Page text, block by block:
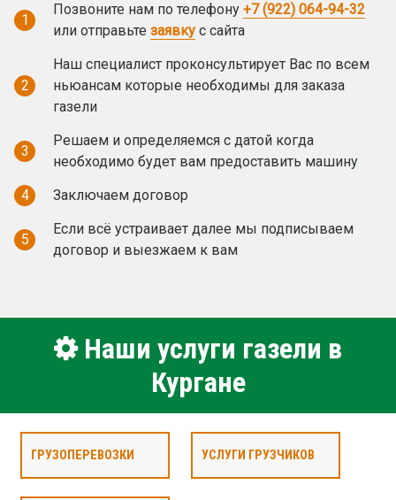
1
Позвоните нам по телефону +7 (922) 064-94-32
или отправьте заявку с сайта
2
Наш специалист проконсультирует Вас по всем
ньюансам которые необходимы для заказа
газели
3
Решаем и определяемся с датой когда
необходимо будет вам предоставить машину
4
Заключаем договор
5
Если всё устраивает далее мы подписываем
договор и выезжаем к вам
Наши услуги газели в
Кургане
ГРУЗОПЕРЕВОЗКИ УСЛУГИ ГРУЗЧИКОВ